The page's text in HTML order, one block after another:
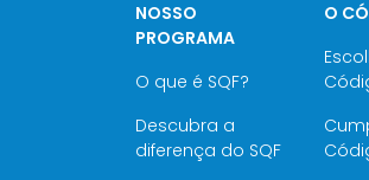
NOSSO
PROGRAMA
O que é SQF?
Descubra a
diferença do SQF
O